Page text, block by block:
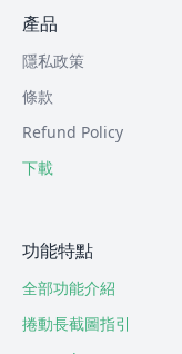
產品
隱私政策
條款
Refund Policy
下載
功能特點
全部功能介紹
捲動長截圖指引